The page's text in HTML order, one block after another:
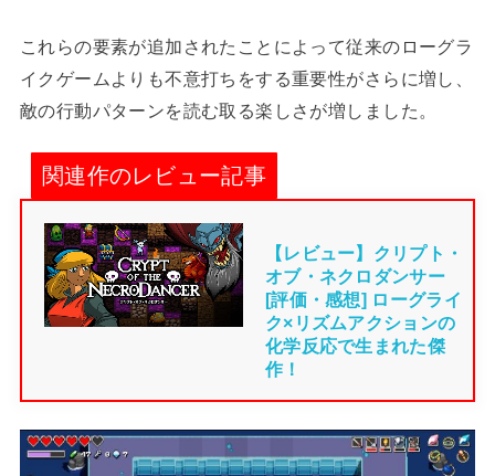
これらの要素が追加されたことによって従来のローグラ
イクゲームよりも不意打ちをする重要性がさらに増し、
敵の行動パターンを読む取る楽しさが増しました。
関連作のレビュー記事
【レビュー】クリプト・
オブ・ネクロダンサー
[評価・感想] ローグライ
ク×リズムアクションの
化学反応で生まれた傑
作！